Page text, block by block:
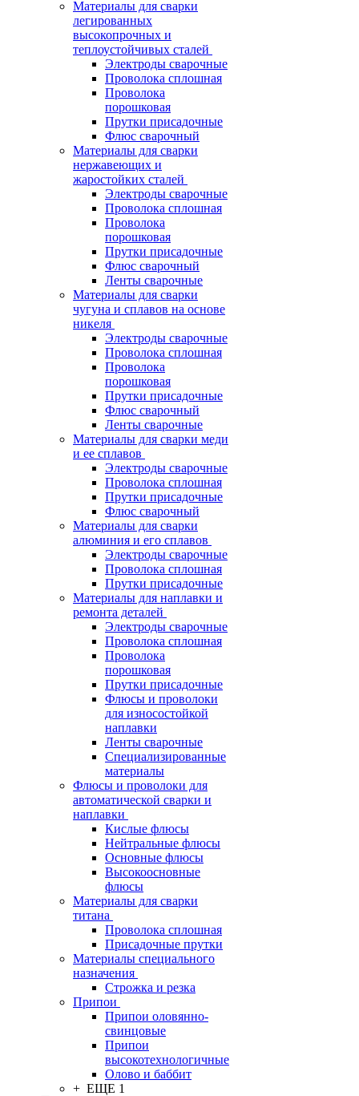
Материалы для сварки
легированных
высокопрочных и
теплоустойчивых сталей
Электроды сварочные
Проволока сплошная
Проволока
порошковая
Прутки присадочные
Флюс сварочный
Материалы для сварки
нержавеющих и
жаростойких сталей
Электроды сварочные
Проволока сплошная
Проволока
порошковая
Прутки присадочные
Флюс сварочный
Ленты сварочные
Материалы для сварки
чугуна и сплавов на основе
никеля
Электроды сварочные
Проволока сплошная
Проволока
порошковая
Прутки присадочные
Флюс сварочный
Ленты сварочные
Материалы для сварки меди
и ее сплавов
Электроды сварочные
Проволока сплошная
Прутки присадочные
Флюс сварочный
Материалы для сварки
алюминия и его сплавов
Электроды сварочные
Проволока сплошная
Прутки присадочные
Материалы для наплавки и
ремонта деталей
Электроды сварочные
Проволока сплошная
Проволока
порошковая
Прутки присадочные
Флюсы и проволоки
для износостойкой
наплавки
Ленты сварочные
Специализированные
материалы
Флюсы и проволоки для
автоматической сварки и
наплавки
Кислые флюсы
Нейтральные флюсы
Основные флюсы
Высокоосновные
флюсы
Материалы для сварки
титана
Проволока сплошная
Присадочные прутки
Материалы специального
назначения
Строжка и резка
Припои
Припои оловянно-
свинцовые
Припои
высокотехнологичные
Олово и баббит
+ ЕЩЕ 1